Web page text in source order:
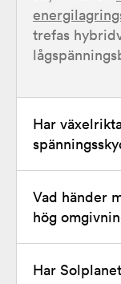
trefas
Har
Ja.
Vad händer
hög
Växelriktaren
Har